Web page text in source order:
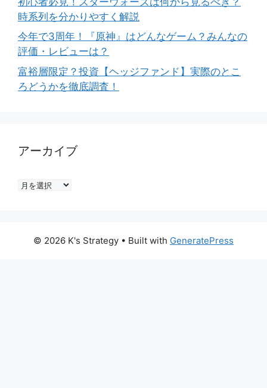
時系列を分かりやすく解説
今年で3周年！『原神』はどんなゲーム？みんなの
評価・レビューは？
富裕層限定？投資【ヘッジファンド】実際のとこ
ろどうかを徹底調査！
アーカイブ
ア
© 2026 K's Strategy • Built with GeneratePress